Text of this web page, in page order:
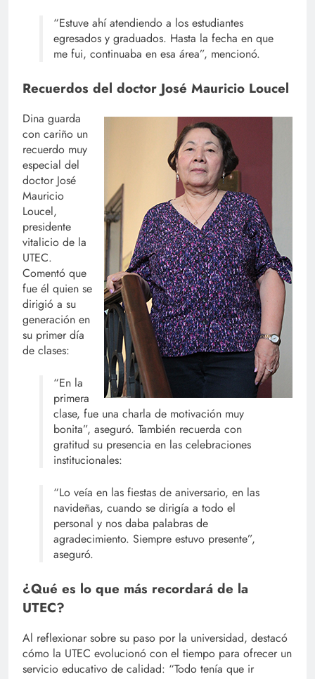
“Estuve ahí atendiendo a los estudiantes
egresados y graduados. Hasta la fecha en que
me fui, continuaba en esa área”, mencionó.
Recuerdos del doctor José Mauricio Loucel
Dina guarda
con cariño un
recuerdo muy
especial del
doctor José
Mauricio
Loucel,
presidente
vitalicio de la
UTEC.
Comentó que
fue él quien se
dirigió a su
generación en
su primer día
de clases:
“En la
primera
clase, fue una charla de motivación muy
bonita”, aseguró. También recuerda con
gratitud su presencia en las celebraciones
institucionales:
“Lo veía en las fiestas de aniversario, en las
navideñas, cuando se dirigía a todo el
personal y nos daba palabras de
agradecimiento. Siempre estuvo presente”,
aseguró.
¿Qué es lo que más recordará de la
UTEC?
Al reflexionar sobre su paso por la universidad, destacó
cómo la UTEC evolucionó con el tiempo para ofrecer un
servicio educativo de calidad: “Todo tenía que ir